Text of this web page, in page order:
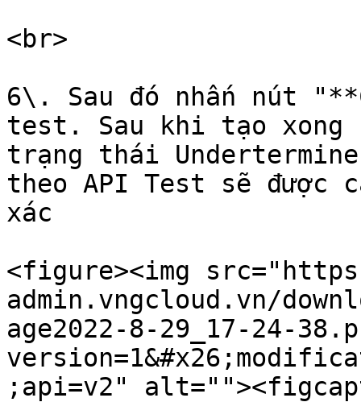
<br>
6\. Sau đó nhấn nút
test. Sau khi tạo xong
trạng thái
theo API Test sẽ được
xác
<figure><img
admin.vngcloud.vn/
age2022-8-29_17-24-
;api=v2"